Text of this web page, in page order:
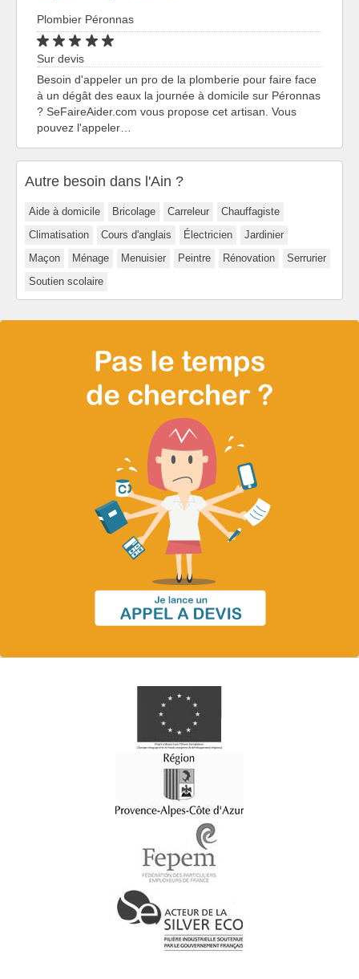
Plombier Péronnas
Sur devis
Besoin d'appeler un pro de la plomberie pour faire face
à un dégât des eaux la journée à domicile sur Péronnas
? SeFaireAider.com vous propose cet artisan. Vous
pouvez l'appeler…
Autre besoin dans l'Ain ?
Aide à domicile Bricolage Carreleur
Chauffagiste
Climatisation
Cours d'anglais Électricien
Jardinier
Maçon
Ménage Menuisier Peintre Rénovation
Serrurier
Soutien scolaire